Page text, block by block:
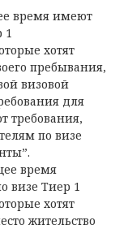
время имеют
1
хотят
пребывания,
визовой
для
требования,
по визе
время
визе Тиер 1
хотят
жительство